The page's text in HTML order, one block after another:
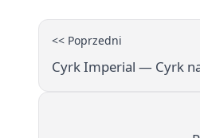
<< Poprzedni
Cyrk Imperial — Cyrk